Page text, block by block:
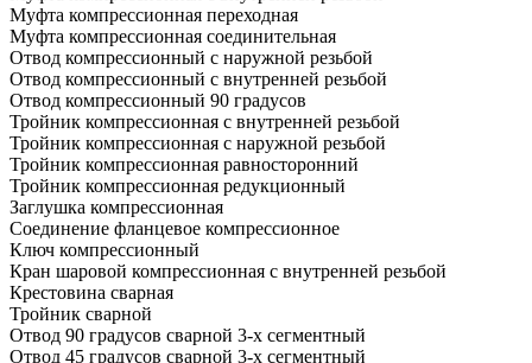
Муфта компрессионная переходная
Муфта компрессионная соединительная
Отвод компрессионный с наружной резьбой
Отвод компрессионный с внутренней резьбой
Отвод компрессионный 90 градусов
Тройник компрессионная с внутренней резьбой
Тройник компрессионная с наружной резьбой
Тройник компрессионная равносторонний
Тройник компрессионная редукционный
Заглушка компрессионная
Соединение фланцевое компрессионное
Ключ компрессионный
Кран шаровой компрессионная с внутренней резьбой
Крестовина сварная
Тройник сварной
Отвод 90 градусов сварной 3-х сегментный
Отвод 45 градусов сварной 3-х сегментный